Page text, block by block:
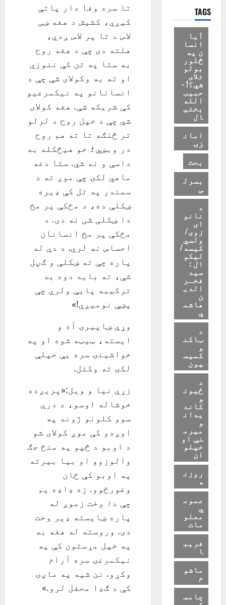
تا سره وفا دار پاتې
کیږي، کشیش د هغه ښی
لاس د تا پر لاس ږدي،
هلته دی چې د هغه روح
به ستا په تن کې ننوزي
او ته به وکولای شې چې د
انسانانو په نیکمرغیو
کې شریکه شې. هغه کولای
شي چې د خپل روح د لرلو
تر څنګه تا ته هم روح
در وبښي؛ خو هیڅکله به
داسې و نه شي. ستا دغه
ماهي لکۍ چې موږ ته د
سمندر په تل کې ډیره
ښکلې ده، د مځکې پر مخ
دا ښکلی شی نه دی. د
مځکې پر مخ انسانان
احساس نه لري. د دې له
پاره چې ته ښکلې و ګڼل
شې، ته باید دوه بد
ترکیبه پايې ولري چې
پښې نومیږي!»
وړې ښاپیرۍ آه و
ایسته، ټیټه شوه او په
خواشینۍ سره یې خپلې
لکۍ ته وکتل.
زړې نیا و ویل:«پریږده
خوشاله اوسو، د درې
سوو کلونو ژوند په
اوږدو کې موږ کولای شو
د اوبو د څپو په منځ جګ
والوزوو او بیا بیرته
په اوبو کې ځان
وغورځوو. زه ډاډه یم
چې دا وخت زموږ له
پاره ښایسته ډیر وخت
دی. وروسته له هغه به
په خپل مړستون کې په
نیکمرغۍ سره آرام
وکړو. نن شپه په ماڼۍ
کې د ګډا محفل لرو.»
TAGS
آیا
انسا
ن په
څلور
بولو
تلای
شي؟! -
حبیب
الله
بختی
ال
امان
زۍ
بحث
بسرل
ی
د
نانو
ای
زوی/
ولسي
کیسه/
لیکو
ال :
سید
فخـر
الدی
ن
هاشم
ي
د
ټاکن
و
کمیس
یون
د
ځیون
و
کاند
یدان
و
میرم
نې او
خپلو
ان
روزن
ه
عموم
ي
معلو
مات
فریب
ا
ماشو
م
چامس